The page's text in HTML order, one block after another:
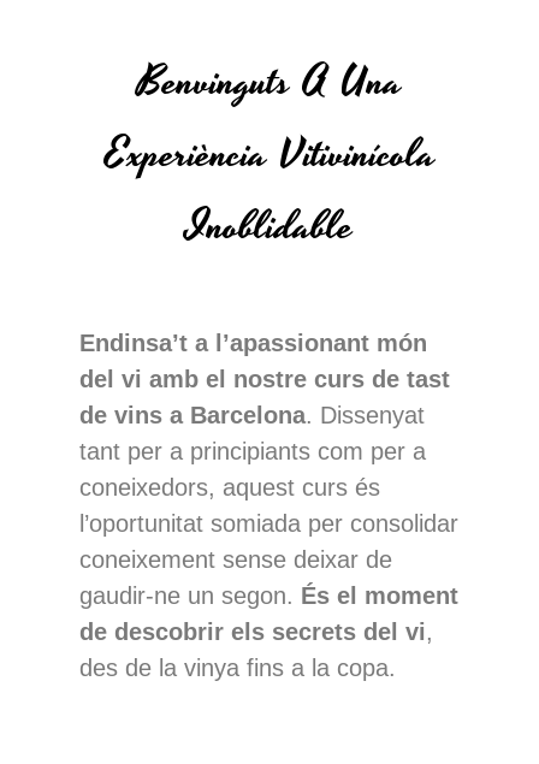
Benvinguts A Una
Experiència Vitivinícola
Inoblidable
Endinsa’t a l’apassionant món
del vi amb el nostre curs de tast
de vins a Barcelona. Dissenyat
tant per a principiants com per a
coneixedors, aquest curs és
l’oportunitat somiada per consolidar
coneixement sense deixar de
gaudir-ne un segon. És el moment
de descobrir els secrets del vi,
des de la vinya fins a la copa.